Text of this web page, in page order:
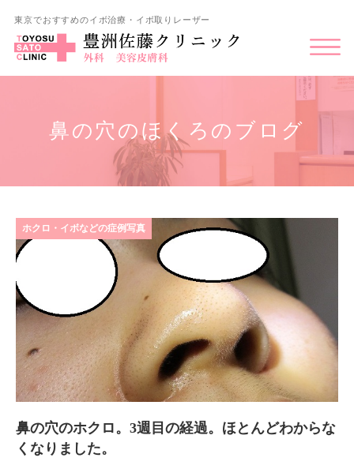
東京でおすすめのイボ治療・イボ取りレーザー
鼻の穴のほくろのブログ
ホクロ・イボなどの症例写真
鼻の穴のホクロ。3週目の経過。ほとんどわからな
くなりました。